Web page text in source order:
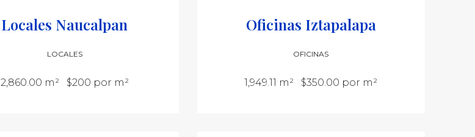
Locales Naucalpan
LOCALES
2,860.00 m² $200 por m²
Oficinas Iztapalapa
OFICINAS
1,949.11 m² $350.00 por m²